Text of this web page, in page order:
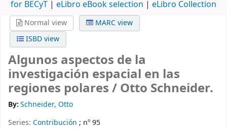
for BECyT | eLibro eBook selection | eLibro Collection
Normal view
MARC view
ISBD view
Algunos aspectos de la
investigación espacial en las
regiones polares /Otto Schneider.
By:Schneider, Otto
Series: Contribución ; nº 95